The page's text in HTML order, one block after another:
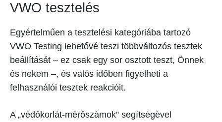
VWO tesztelés
Egyértelműen a tesztelési kategóriába tartozó
VWO Testing lehetővé teszi többváltozós tesztek
beállítását – ez csak egy sor osztott teszt, Önnek
és nekem –, és valós időben figyelheti a
felhasználói tesztek reakcióit.
A „védőkorlát-mérőszámok” segítségével